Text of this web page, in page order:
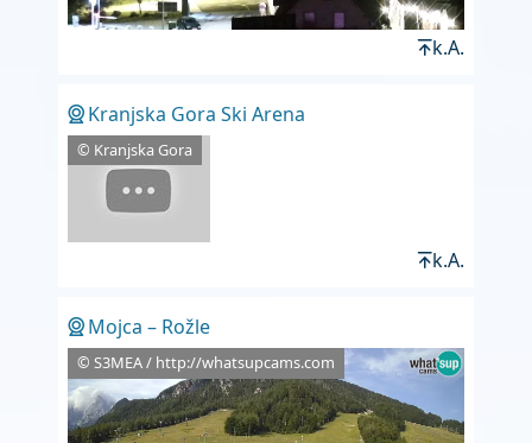
k.A.
Kranjska Gora Ski Arena
© Kranjska Gora
k.A.
Mojca – Rožle
© S3MEA / http://whatsupcams.com